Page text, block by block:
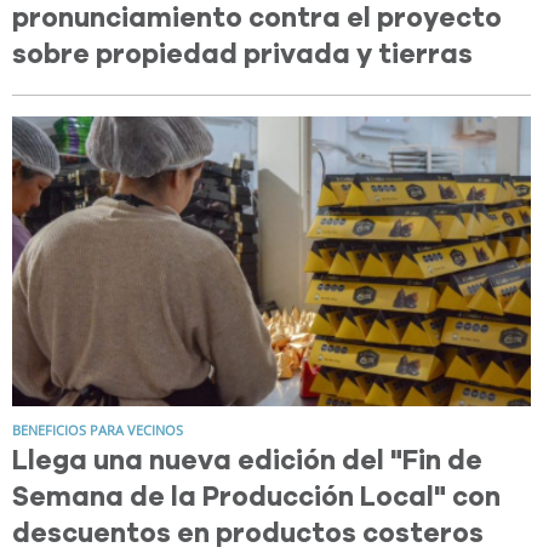
pronunciamiento contra el proyecto
sobre propiedad privada y tierras
BENEFICIOS PARA VECINOS
Llega una nueva edición del "Fin de
Semana de la Producción Local" con
descuentos en productos costeros